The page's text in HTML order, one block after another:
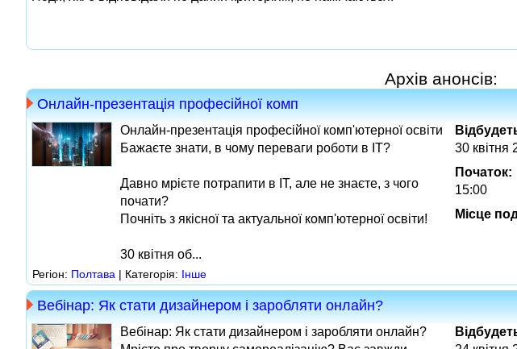
Архів анонсів:
Онлайн-презентація професійної комп
Онлайн-презентація професійної комп'ютерної освіти
Бажаєте знати, в чому переваги роботи в IT?
Давно мрієте потрапити в IT, але не знаєте, з чого
почати?
Почніть з якісної та актуальної комп'ютерної освіти!
30 квітня об...
30 квітня
Початок:
15:00
Місце
Регіон: Полтава | Категорія: Інше
Вебінар: Як стати дизайнером і заробляти онлайн?
Вебінар: Як стати дизайнером і заробляти онлайн?